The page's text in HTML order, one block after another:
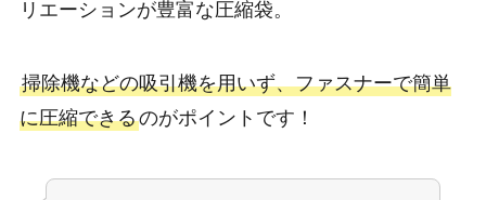
リエーションが豊富な圧縮袋。
掃除機などの吸引機を用いず、ファスナーで簡単
に圧縮できるのがポイントです！